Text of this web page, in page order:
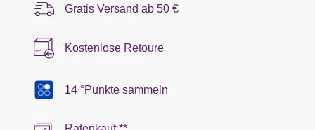
Gratis Versand ab 50 €
Kostenlose Retoure
14 °Punkte sammeln